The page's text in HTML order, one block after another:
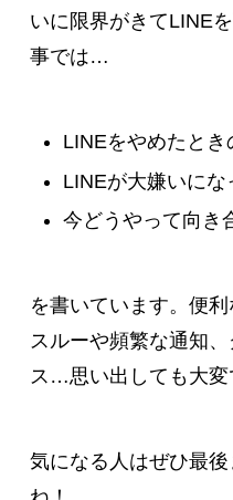
いに限界がきてLINE
事では…
LINEをやめたとき
LINEが大嫌いにな
今どうやって向き
を書いています。便
スルーや頻繁な通知
ス…思い出しても大変
気になる人はぜひ最